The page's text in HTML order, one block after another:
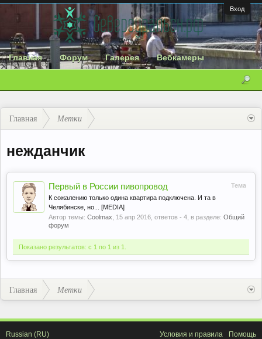
Вход
Главная Форум Галерея Вебкамеры
Главная Метки
нежданчик
Тема
Первый в России пивопровод
К сожалению только одина квартира подключена. И та в
Челябинске, но... [MEDIA]
Автор темы: Coolmax 15 апр 2016 , ответов - 4, в разделе: Общий
форум
Показано результатов: с 1 по 1 из 1.
Главная Метки
Russian (RU) Условия и правила Помощь